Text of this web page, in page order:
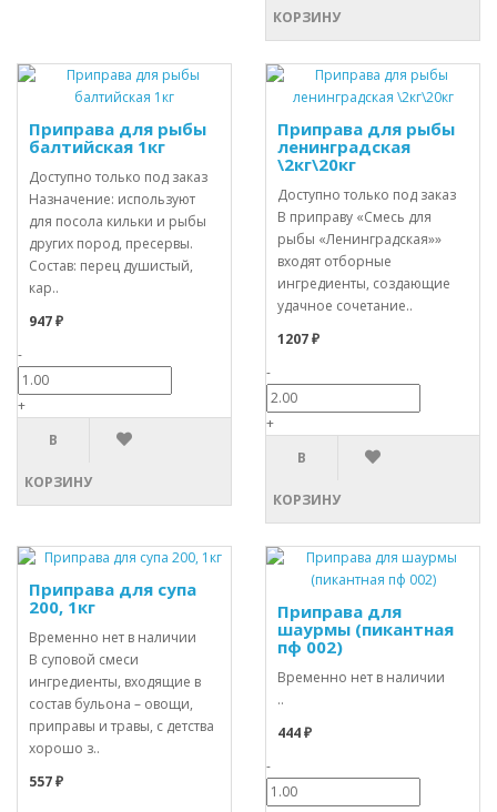
КОРЗИНУ
Приправа для рыбы
балтийская 1кг
Доступно только под заказ
Назначение: используют
для посола кильки и рыбы
других пород, пресервы.
Состав: перец душистый,
кар..
947 ₽
-
+
В
КОРЗИНУ
Приправа для рыбы
ленинградская
\2кг\20кг
Доступно только под заказ
В приправу «Смесь для
рыбы «Ленинградская»»
входят отборные
ингредиенты, создающие
удачное сочетание..
1207 ₽
-
+
В
КОРЗИНУ
Приправа для супа
200, 1кг
Временно нет в наличии
В суповой смеси
ингредиенты, входящие в
состав бульона – овощи,
приправы и травы, с детства
хорошо з..
557 ₽
Приправа для
шаурмы (пикантная
пф 002)
Временно нет в наличии
..
444 ₽
-